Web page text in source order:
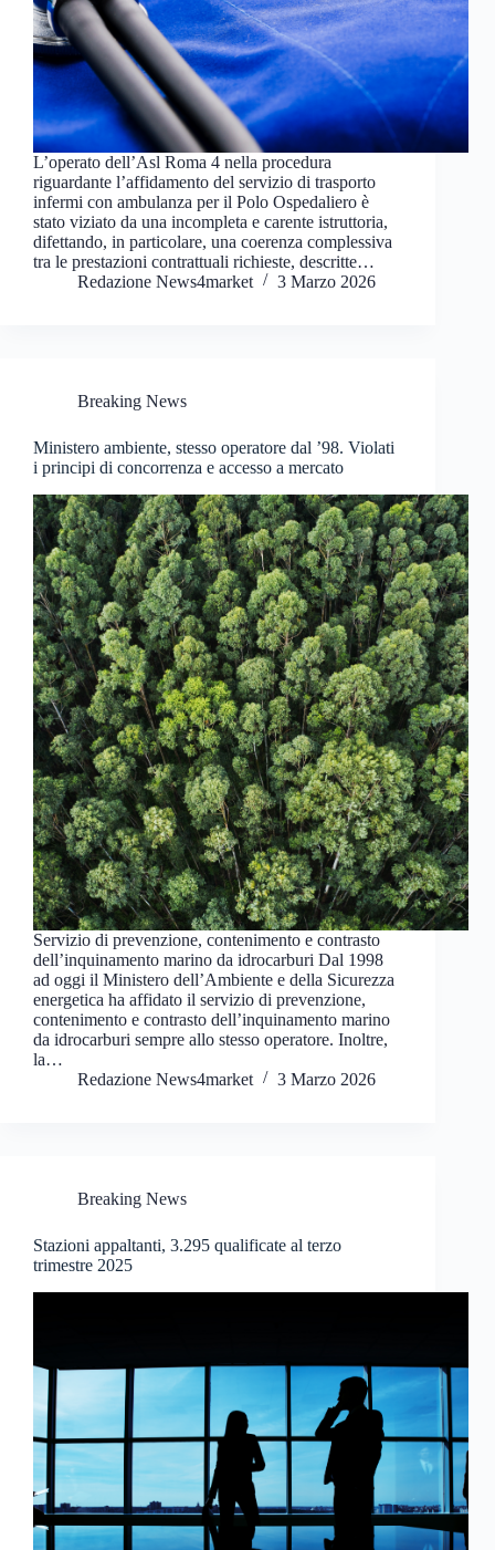
L’operato dell’Asl Roma 4 nella procedura
riguardante l’affidamento del servizio di trasporto
infermi con ambulanza per il Polo Ospedaliero è
stato viziato da una incompleta e carente istruttoria,
difettando, in particolare, una coerenza complessiva
tra le prestazioni contrattuali richieste, descritte…
Redazione News4market
3 Marzo 2026
Breaking News
Ministero ambiente, stesso operatore dal ’98. Violati
i principi di concorrenza e accesso a mercato
Servizio di prevenzione, contenimento e contrasto
dell’inquinamento marino da idrocarburi Dal 1998
ad oggi il Ministero dell’Ambiente e della Sicurezza
energetica ha affidato il servizio di prevenzione,
contenimento e contrasto dell’inquinamento marino
da idrocarburi sempre allo stesso operatore. Inoltre,
la…
Redazione News4market
3 Marzo 2026
Breaking News
Stazioni appaltanti, 3.295 qualificate al terzo
trimestre 2025